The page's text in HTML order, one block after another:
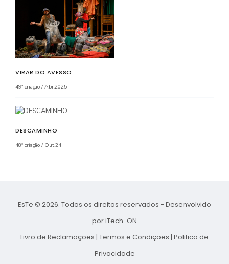
VIRAR DO AVESSO
49ª criação / Abr.2025
DESCAMINHO
48ª criação / Out.24
EsTe © 2026. Todos os direitos reservados - Desenvolvido
poriTech-ON
Livro de Reclamações | Termos e Condições | Politica de
Privacidade